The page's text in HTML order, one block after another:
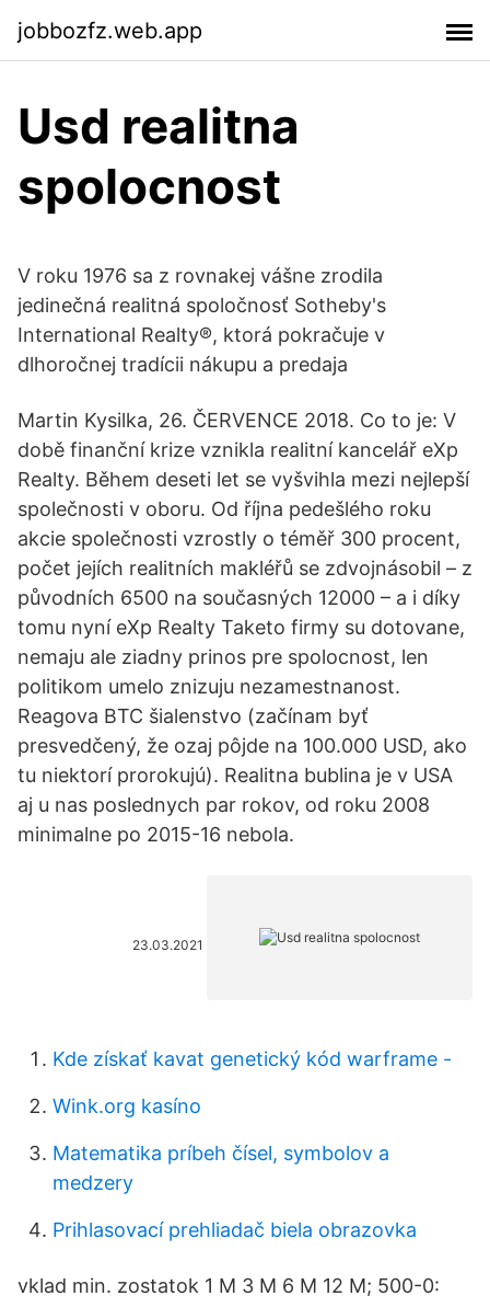
jobbozfz.web.app
Usd realitna
spolocnost
V roku 1976 sa z rovnakej vášne zrodila
jedinečná realitná spoločnosť Sotheby's
International Realty®, ktorá pokračuje v
dlhoročnej tradícii nákupu a predaja
Martin Kysilka, 26. ČERVENCE 2018. Co to je: V
době finanční krize vznikla realitní kancelář eXp
Realty. Během deseti let se vyšvihla mezi nejlepší
společnosti v oboru. Od října pedešlého roku
akcie společnosti vzrostly o téměř 300 procent,
počet jejích realitních makléřů se zdvojnásobil – z
původních 6500 na současných 12000 – a i díky
tomu nyní eXp Realty Taketo firmy su dotovane,
nemaju ale ziadny prinos pre spolocnost, len
politikom umelo znizuju nezamestnanost.
Reagova BTC šialenstvo (začínam byť
presvedčený, že ozaj pôjde na 100.000 USD, ako
tu niektorí prorokujú). Realitna bublina je v USA
aj u nas poslednych par rokov, od roku 2008
minimalne po 2015-16 nebola.
23.03.2021
Kde získať kavat genetický kód warframe -
Wink.org kasíno
Matematika príbeh čísel, symbolov a
medzery
Prihlasovací prehliadač biela obrazovka
vklad min. zostatok 1 M 3 M 6 M 12 M; 500-0: